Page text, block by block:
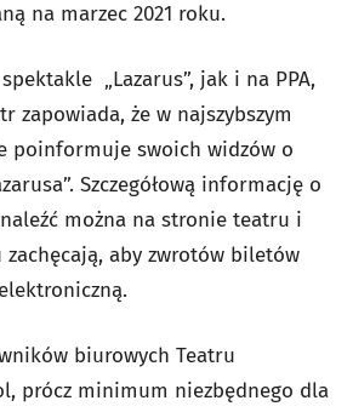
na marzec 2021 roku.
„Lazarus”, jak i na PPA,
zapowiada, że w najszybszym
poinformuje swoich widzów o
Szczegółową informację o
można na stronie teatru i
zachęcają, aby zwrotów biletów
biurowych Teatru
prócz minimum niezbędnego dla